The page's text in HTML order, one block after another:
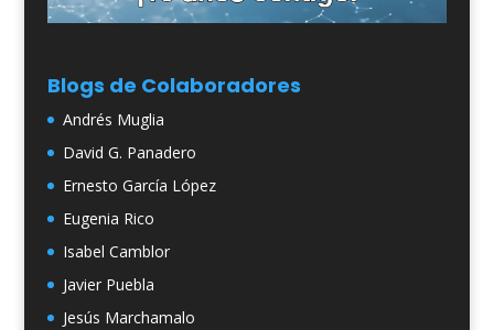
Blogs de Colaboradores
Andrés Muglia
David G. Panadero
Ernesto García López
Eugenia Rico
Isabel Camblor
Javier Puebla
Jesús Marchamalo